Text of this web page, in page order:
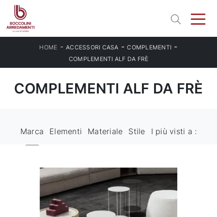
HOME -ACCESSORI CASA -COMPLEMENTI -
COMPLEMENTI ALF DA FRÈ
COMPLEMENTI ALF DA FRÈ
Marca Elementi Materiale Stile I più visti a :